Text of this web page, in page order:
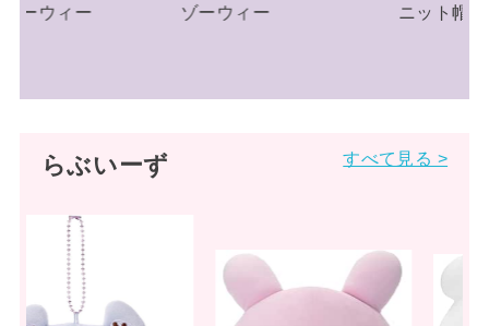
ゾーウィー
ニット帽 サンリオ
らぶいーず すべて見る >